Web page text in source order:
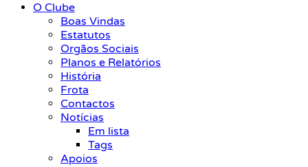
O Clube
Boas Vindas
Estatutos
Orgãos Sociais
Planos e Relatórios
História
Frota
Contactos
Notícias
Em lista
Tags
Apoios